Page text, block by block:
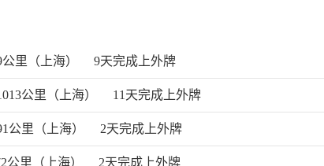
公里（上海） 9天完成上外牌
公里（上海） 11天完成上外牌
公里（上海） 2天完成上外牌
公里（上海） 2天完成上外牌